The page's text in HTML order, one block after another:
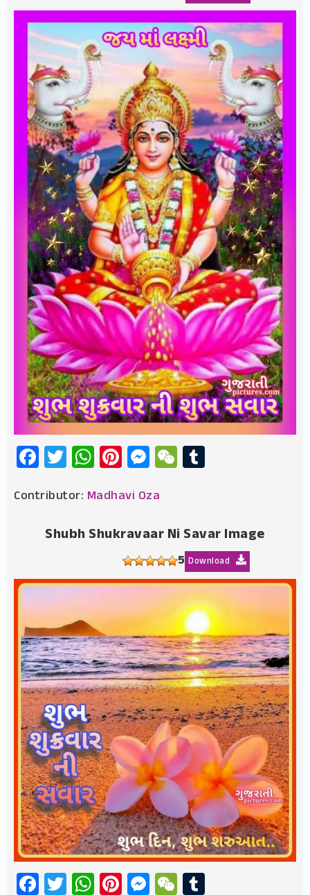
Facebook
Twitter
WhatsApp
Pinterest
Messenger
WeChat
Contributor: Madhavi Oza
Shubh Shukravaar Ni Savar Image
5 Download
Facebook
Twitter
WhatsApp
Pinterest
Messenger
WeChat